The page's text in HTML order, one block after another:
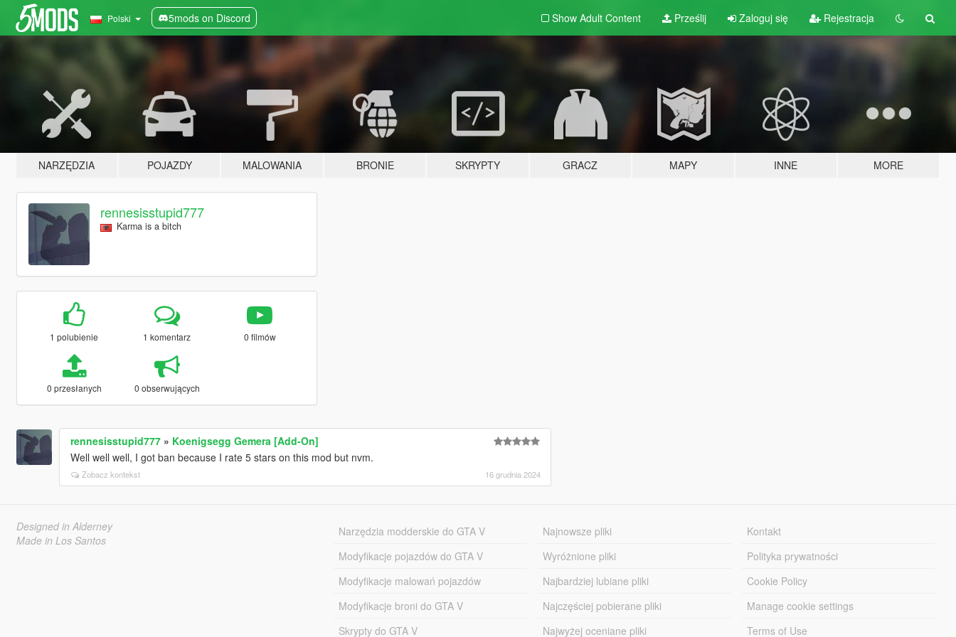
Polski 5mods on Discord Show Adult Content Prześlij Zaloguj się Rejestracja
NARZĘDZIA POJAZDY MALOWANIA BRONIE SKRYPTY GRACZ MAPY INNE MORE
rennesisstupid777
Karma is a bitch
1 polubienie 1 komentarz 0 filmów
0 przesłanych 0 obserwujących
rennesisstupid777» Koenigsegg Gemera [Add-On]
Well well well, I got ban because I rate 5 stars on this mod but nvm.
Zobacz kontekst 16 grudnia 2024
Designed in Alderney
Made in Los Santos
Narzędzia modderskie do GTA V
Modyfikacje pojazdów do GTA V
Modyfikacje malowań pojazdów
Modyfikacje broni do GTA V
Skrypty do GTA V
Najnowsze pliki
Wyróżnione pliki
Najbardziej lubiane pliki
Najczęściej pobierane pliki
Najwyżej oceniane pliki
Kontakt
Polityka prywatności
Cookie Policy
Manage cookie settings
Terms of Use